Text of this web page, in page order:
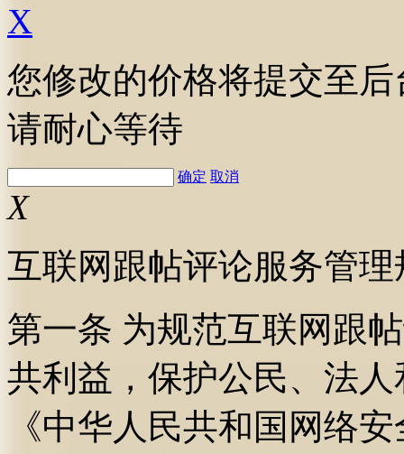
X
您修改的价格将提交至
请耐心等待
确定 取消
X
互联网跟帖评论服务管理
第一条 为规范互联网跟
共利益，保护公民、法
《中华人民共和国网络